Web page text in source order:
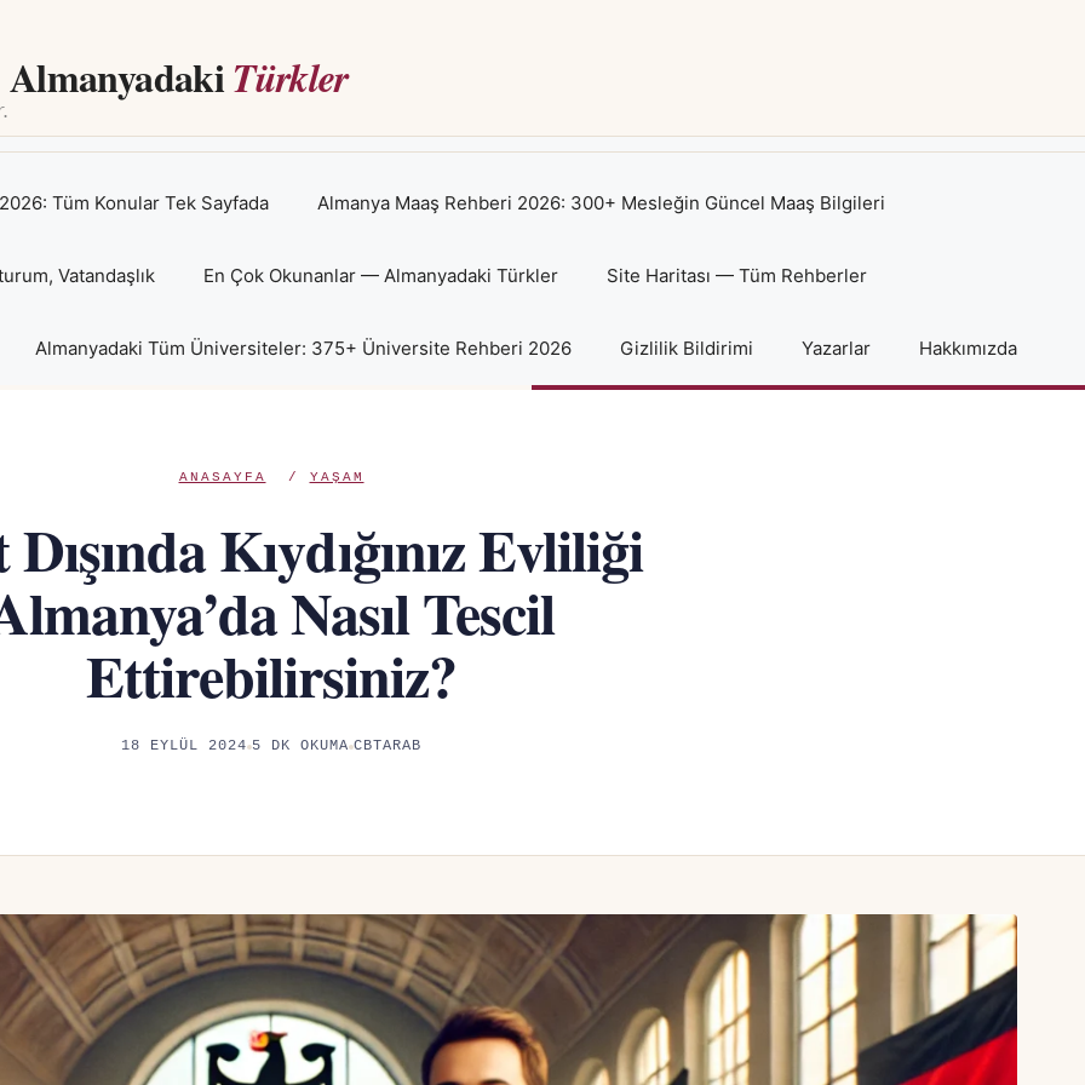
AlmanyadakiTürkler
Tüm Konular Tek Sayfada Almanya Maaş Rehberi 2026: 300+ Mesleğin Güncel Maaş Bilgileri
Vatandaşlık En Çok Okunanlar — Almanyadaki Türkler Site Haritası — Tüm Rehberler
Almanyadaki Tüm Üniversiteler: 375+ Üniversite Rehberi 2026 Gizlilik Bildirimi Yazarlar Hakkımızda
ANASAYFA / YAŞAM
Kıydığınız Evliliği
Nasıl Tescil
Ettirebilirsiniz?
18 EYLÜL 2024 5 DK OKUMA CBTARAB